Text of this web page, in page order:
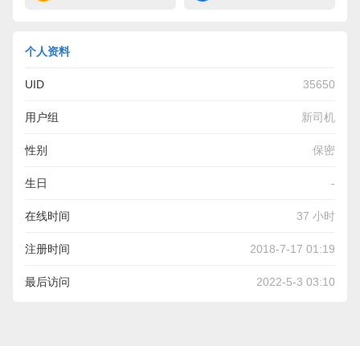
个人资料
UID 35650
用户组 新司机
性别 保密
生日 -
在线时间 37 小时
注册时间 2018-7-17 01:19
最后访问 2022-5-3 03:10